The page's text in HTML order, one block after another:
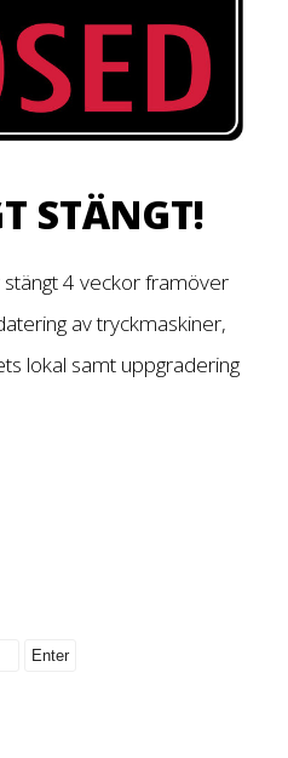
STÄNGT!
stängt 4 veckor framöver
av tryckmaskiner,
lokal samt uppgradering